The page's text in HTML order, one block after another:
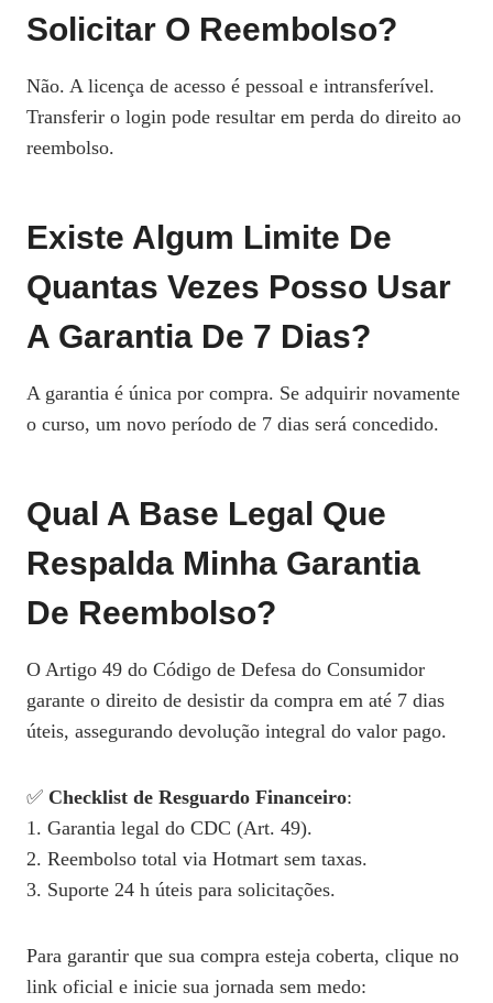
Solicitar O Reembolso?
Não. A licença de acesso é pessoal e intransferível.
Transferir o login pode resultar em perda do direito ao
reembolso.
Existe Algum Limite De
Quantas Vezes Posso Usar
A Garantia De 7 Dias?
A garantia é única por compra. Se adquirir novamente
o curso, um novo período de 7 dias será concedido.
Qual A Base Legal Que
Respalda Minha Garantia
De Reembolso?
O Artigo 49 do Código de Defesa do Consumidor
garante o direito de desistir da compra em até 7 dias
úteis, assegurando devolução integral do valor pago.
✅ Checklist de Resguardo Financeiro:
1. Garantia legal do CDC (Art. 49).
2. Reembolso total via Hotmart sem taxas.
3. Suporte 24 h úteis para solicitações.
Para garantir que sua compra esteja coberta, clique no
link oficial e inicie sua jornada sem medo: